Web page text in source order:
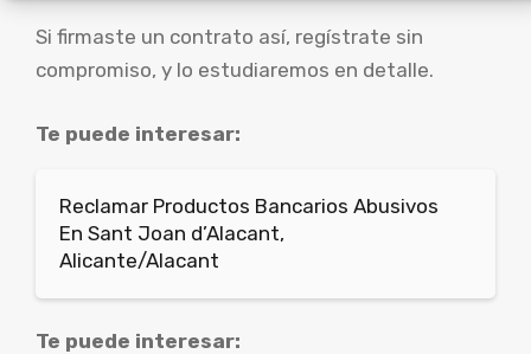
Si firmaste un contrato así, regístrate sin
compromiso, y lo estudiaremos en detalle.
Te puede interesar:
Reclamar Productos Bancarios Abusivos
En Sant Joan d’Alacant,
Alicante/Alacant
Te puede interesar: